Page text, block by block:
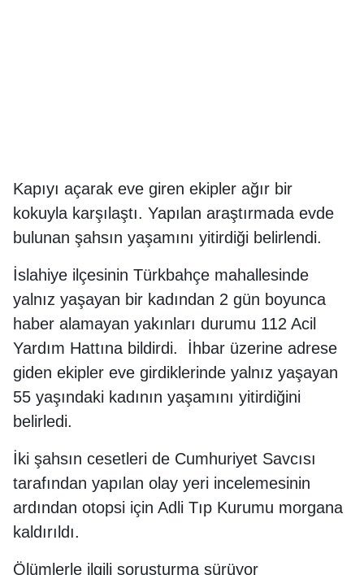
Kapıyı açarak eve giren ekipler ağır bir
kokuyla karşılaştı. Yapılan araştırmada evde
bulunan şahsın yaşamını yitirdiği belirlendi.
İslahiye ilçesinin Türkbahçe mahallesinde
yalnız yaşayan bir kadından 2 gün boyunca
haber alamayan yakınları durumu 112 Acil
Yardım Hattına bildirdi. İhbar üzerine adrese
giden ekipler eve girdiklerinde yalnız yaşayan
55 yaşındaki kadının yaşamını yitirdiğini
belirledi.
İki şahsın cesetleri de Cumhuriyet Savcısı
tarafından yapılan olay yeri incelemesinin
ardından otopsi için Adli Tıp Kurumu morgana
kaldırıldı.
Ölümlerle ilgili soruşturma sürüyor